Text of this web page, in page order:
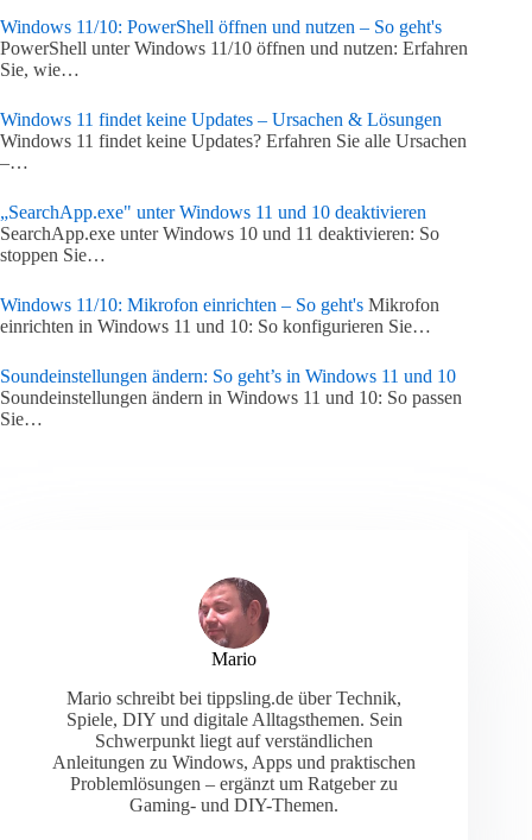
Windows 11/10: PowerShell öffnen und nutzen – So geht's
PowerShell unter Windows 11/10 öffnen und nutzen: Erfahren
Sie, wie…
Windows 11 findet keine Updates – Ursachen & Lösungen
Windows 11 findet keine Updates? Erfahren Sie alle Ursachen
–…
„SearchApp.exe" unter Windows 11 und 10 deaktivieren
SearchApp.exe unter Windows 10 und 11 deaktivieren: So
stoppen Sie…
Windows 11/10: Mikrofon einrichten – So geht's Mikrofon
einrichten in Windows 11 und 10: So konfigurieren Sie…
Soundeinstellungen ändern: So geht’s in Windows 11 und 10
Soundeinstellungen ändern in Windows 11 und 10: So passen
Sie…
Mario
Mario schreibt bei tippsling.de über Technik,
Spiele, DIY und digitale Alltagsthemen. Sein
Schwerpunkt liegt auf verständlichen
Anleitungen zu Windows, Apps und praktischen
Problemlösungen – ergänzt um Ratgeber zu
Gaming- und DIY-Themen.